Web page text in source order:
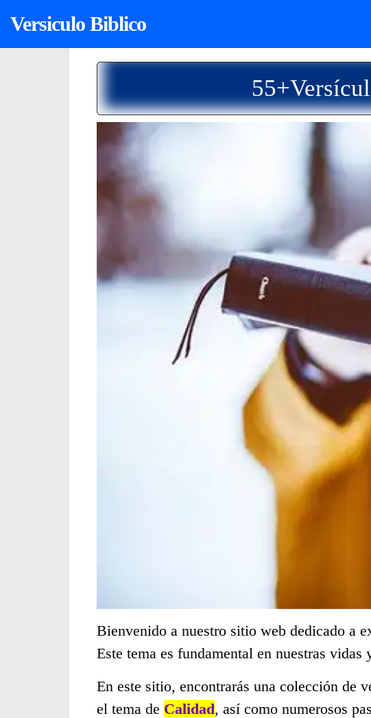
Versiculo Biblico
Bienvenido a nuestro sitio web dedicado a
Este tema es fundamental en nuestras
En este sitio, encontrarás una colección de
el tema de Calidad, así como numerosos